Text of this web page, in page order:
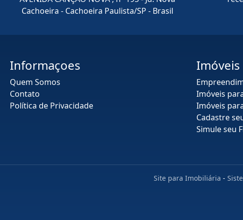
Cachoeira - Cachoeira Paulista/SP - Brasil
Informaçoes
Quem Somos
Contato
Política de Privacidade
Imóveis
Imóveis
Imóveis
Cadastre
Simule seu
Site para Imobiliária -